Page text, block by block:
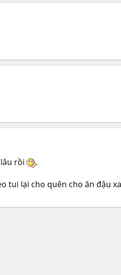
rồi
.
tui lại cho quên cho ăn đậu